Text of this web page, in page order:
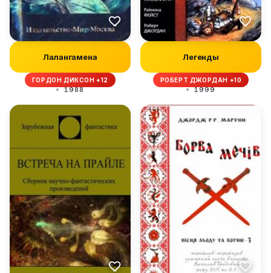
Лалангамена
ГОРДОН ДИКСОН +12
1988
Легенды
РОБЕРТ ДЖОРДАН +10
1999